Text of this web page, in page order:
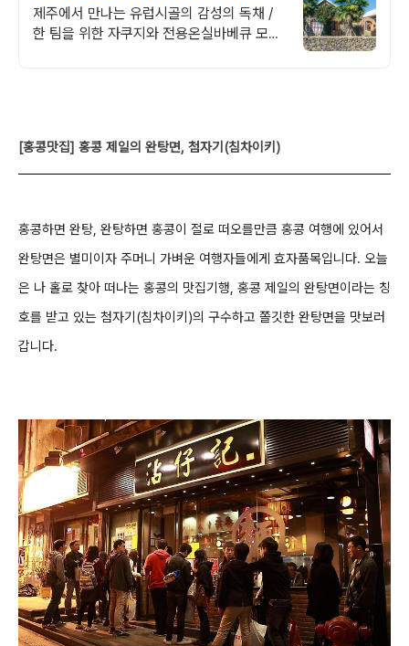
이빗 제주여행, 유럽감성
제주에서 만나는 유럽시골의 감성의 독채 /
한 팀을 위한 자쿠지와 전용온실바베큐 모두
[홍콩맛집] 홍콩 제일의 완탕면, 첨자기(침차이키)
홍콩하면 완탕, 완탕하면 홍콩이 절로 떠오를만큼 홍콩 여행에 있어서
완탕면은 별미이자 주머니 가벼운 여행자들에게 효자품목입니다. 오늘
은 나 홀로 찾아 떠나는 홍콩의 맛집기행, 홍콩 제일의 완탕면이라는 칭
호를 받고 있는 첨자기(침차이키)의 구수하고 쫄깃한 완탕면을 맛보러
갑니다.